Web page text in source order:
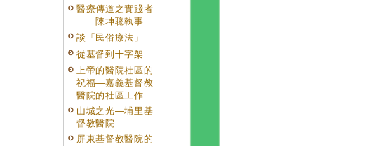
醫療傳道之實踐者
——陳坤聰執事
談「民俗療法」
從基督到十字架
上帝的醫院社區的
祝福—嘉義基督教
醫院的社區工作
山城之光—埔里基
督教醫院
屏東基督教醫院的